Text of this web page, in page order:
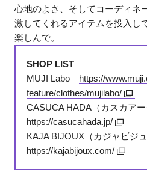
心地のよさ、そしてコーディネ
激してくれるアイテムを投入し
楽しんで。
SHOP LIST
MUJI Labo https://
feature/clothes/mujilabo/
CASUCA HADA（カスカア
https://casucahada.jp/
KAJA BIJOUX（カジャビジ
https://kajabijoux.com/